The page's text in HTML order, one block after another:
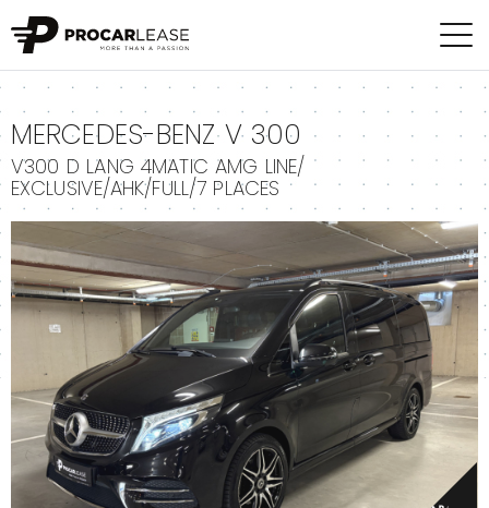
MERCEDES-BENZ V 300
V300 D LANG 4MATIC AMG LINE/
EXCLUSIVE/AHK/FULL/7 PLACES